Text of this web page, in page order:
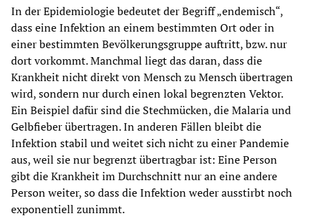
In der Epidemiologie bedeutet der Begriff „endemisch“,
dass eine Infektion an einem bestimmten Ort oder in
einer bestimmten Bevölkerungsgruppe auftritt, bzw. nur
dort vorkommt. Manchmal liegt das daran, dass die
Krankheit nicht direkt von Mensch zu Mensch übertragen
wird, sondern nur durch einen lokal begrenzten Vektor.
Ein Beispiel dafür sind die Stechmücken, die Malaria und
Gelbfieber übertragen. In anderen Fällen bleibt die
Infektion stabil und weitet sich nicht zu einer Pandemie
aus, weil sie nur begrenzt übertragbar ist: Eine Person
gibt die Krankheit im Durchschnitt nur an eine andere
Person weiter, so dass die Infektion weder ausstirbt noch
exponentiell zunimmt.